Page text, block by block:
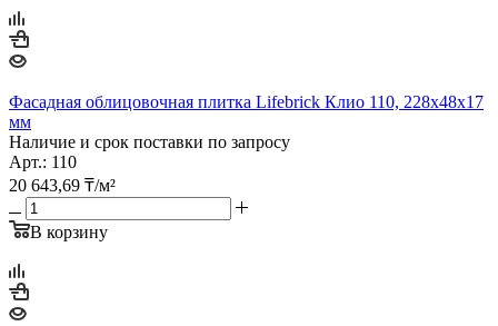
Фасадная облицовочная плитка Lifebrick Клио 110, 228х48х17
мм
Наличие и срок поставки по запросу
Арт.: 110
20 643,69 ₸/м²
В корзину